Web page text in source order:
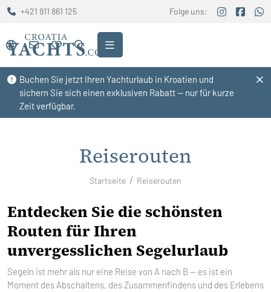
Buchen Sie jetzt Ihren Yachturlaub in Kroatien und
sichern Sie sich einen exklusiven Rabatt — nur für kurze
Zeit verfügbar.
+421 911 861 125 Folge uns:
Reiserouten
Startseite Reiserouten
Entdecken Sie die schönsten
Routen für Ihren
unvergesslichen Segelurlaub
Segeln ist mehr als nur eine Reise von A nach B — es ist ein
Moment des Abschaltens, des Zusammenfindens und des Erlebens